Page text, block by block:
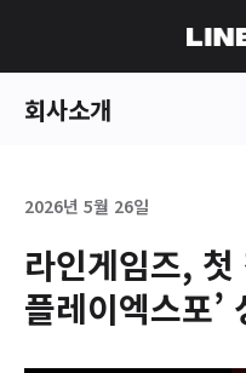
회사소개
2026년 5월 26일
라인게임즈,
플레이엑스포’